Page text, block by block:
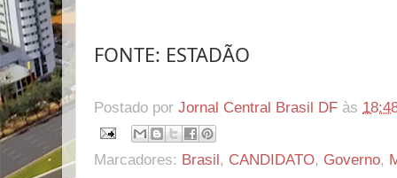
FONTE: ESTADÃO
Postado por Jornal Central Brasil DF às
Marcadores: Brasil, CANDIDATO, Governo,